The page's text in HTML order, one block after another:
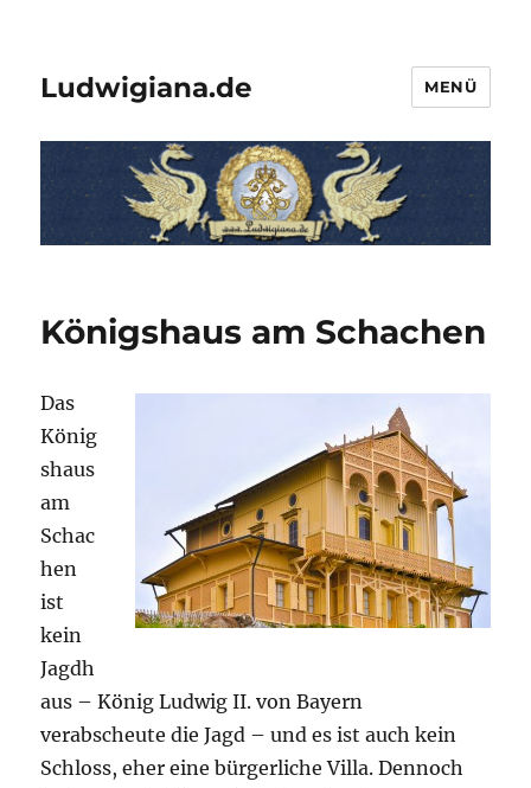
Ludwigiana.de MENÜ
Königshaus am Schachen
Das
König
shaus
am
Schac
hen
ist
kein
Jagdh
aus – König Ludwig II. von Bayern
verabscheute die Jagd – und es ist auch kein
Schloss, eher eine bürgerliche Villa. Dennoch